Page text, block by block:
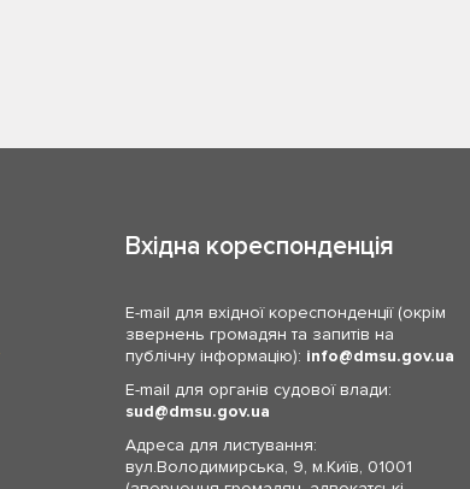
Вхідна кореспонденція
E-mail для вхідної кореспонденції (окрім
звернень громадян та запитів на
публічну інформацію): info
dmsu.gov.ua
E-mail для органів судової влади:
sud
dmsu.gov.ua
Адреса для листування:
вул.Володимирська, 9, м.Київ, 01001